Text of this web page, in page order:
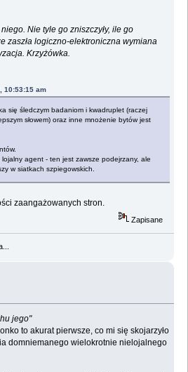
Nie tyle go zniszczyły, ile go
zaszła logiczno-elektroniczna wymiana
Krzyżówka.
10:53:15 am
się śledczym badaniom i kwadruplet (raczej
słowem) oraz inne mnożenie bytów jest
agent - ten jest zawsze podejrzany, ale
w siatkach szpiegowskich.
zaangażowanych stron.
Zapisane
jego"
to akurat pierwsze, co mi się skojarzyło
domniemanego wielokrotnie nielojalnego